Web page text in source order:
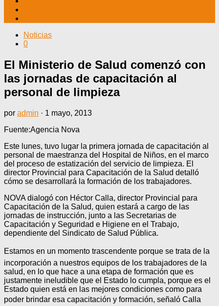
Noticias
0
El Ministerio de Salud comenzó con
las jornadas de capacitación al
personal de limpieza
por admin · 1 mayo, 2013
Fuente:Agencia Nova
Este lunes, tuvo lugar la primera jornada de capacitación al
personal de maestranza del Hospital de Niños, en el marco
del proceso de estatización del servicio de limpieza. El
director Provincial para Capacitación de la Salud detalló
cómo se desarrollará la formación de los trabajadores.
NOVA dialogó con Héctor Calla, director Provincial para
Capacitación de la Salud, quien estará a cargo de las
jornadas de instrucción, junto a las Secretarias de
Capacitación y Seguridad e Higiene en el Trabajo,
dependiente del Sindicato de Salud Pública.
Estamos en un momento trascendente porque se trata de la
incorporación a nuestros equipos de los trabajadores de la
salud, en lo que hace a una etapa de formación que es
justamente ineludible que el Estado lo cumpla, porque es el
Estado quien está en las mejores condiciones como para
poder brindar esa capacitación y formación, señaló Calla